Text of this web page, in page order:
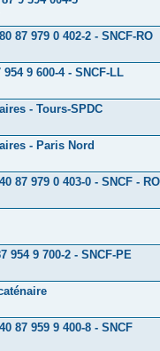
87 979 0 402-2 - SNCF-RO
9 600-4 - SNCF-LL
- Tours-SPDC
- Paris Nord
87 979 0 403-0 - SNCF - RO
954 9 700-2 - SNCF-PE
87 959 9 400-8 - SNCF